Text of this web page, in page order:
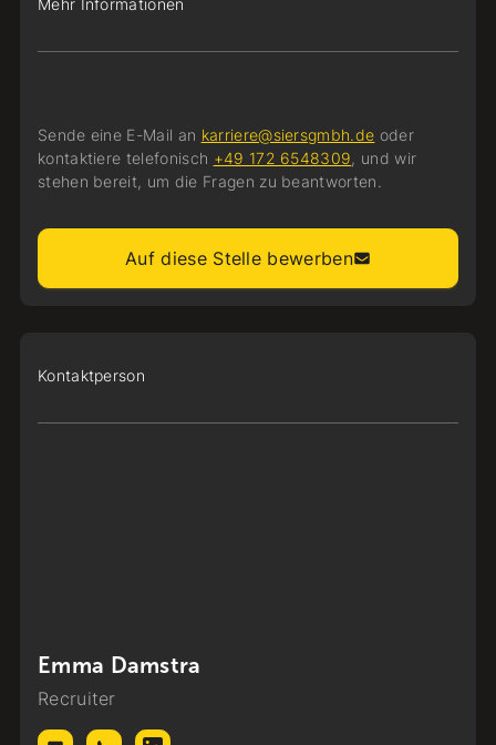
Sende eine E-Mail an karriere@siersgmbh.de oder
kontaktiere telefonisch +49 172 6548309, und wir
stehen bereit, um die Fragen zu beantworten.
Auf diese Stelle bewerben
Kontaktperson
Emma Damstra
Recruiter